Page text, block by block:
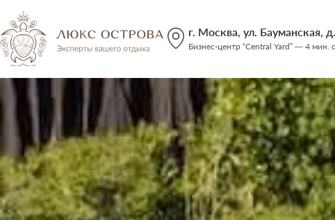
г. Москва, ул. Бауманская,
Бизнес-центр “Central Yard” — 4 мин.